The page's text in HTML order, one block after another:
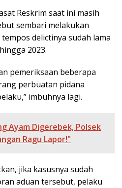
Reskrim saat ini masih
sembari melakukan
delictinya sudah lama
2023.
pemeriksaan beberapa
perbuatan pidana
imbuhnya lagi.
Ayam Digerebek, Polsek
Ragu Lapor!"
jika kasusnya sudah
aduan tersebut, pelaku